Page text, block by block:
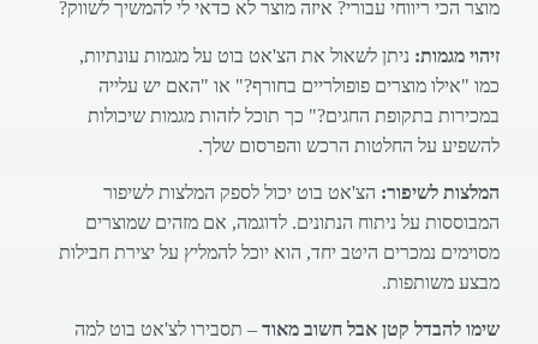
מוצר הכי ריווחי עבורי? איזה מוצר לא כדאי לי להמשיך לשווק?
זיהוי מגמות:ניתן לשאול את הצ'אט בוט על מגמות עונתיות,
כמו "אילו מוצרים פופולריים בחורף?" או "האם יש עלייה
במכירות בתקופת החגים?" כך תוכל לזהות מגמות שיכולות
להשפיע על החלטות הרכש והפרסום שלך.
המלצות לשיפור:הצ'אט בוט יכול לספק המלצות לשיפור
המבוססות על ניתוח הנתונים. לדוגמה, אם מזהים שמוצרים
מסוימים נמכרים היטב יחד, הוא יוכל להמליץ על יצירת חבילות
מבצע משותפות.
שימו להבדל קטן אבל חשוב מאוד– תסבירו לצ'אט בוט למה